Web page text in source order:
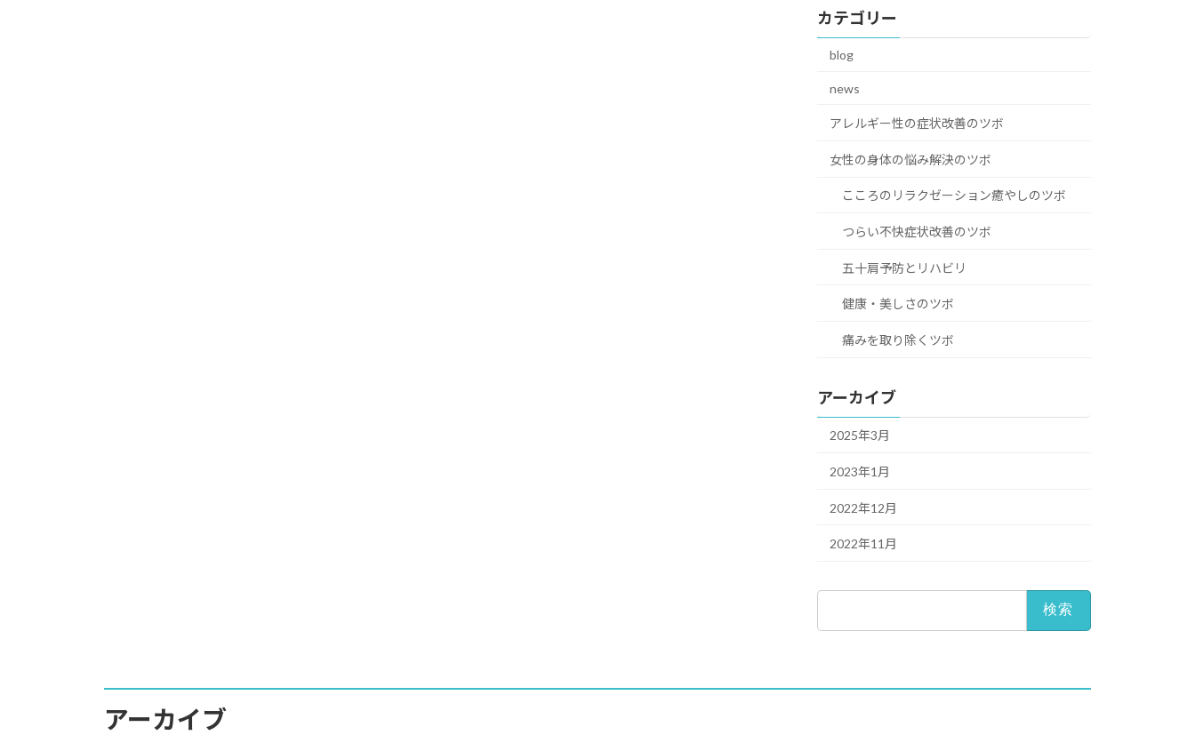
カテゴリー
blog
news
アレルギー性の症状改善のツボ
女性の身体の悩み解決のツボ
こころのリラクゼーション癒やしのツボ
つらい不快症状改善のツボ
五十肩予防とリハビリ
健康・美しさのツボ
痛みを取り除くツボ
アーカイブ
2025年3月
2023年1月
2022年12月
2022年11月
アーカイブ